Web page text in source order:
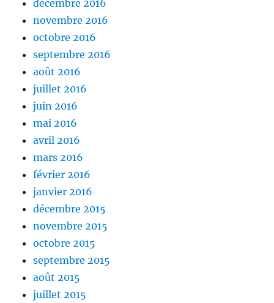
décembre 2016
novembre 2016
octobre 2016
septembre 2016
août 2016
juillet 2016
juin 2016
mai 2016
avril 2016
mars 2016
février 2016
janvier 2016
décembre 2015
novembre 2015
octobre 2015
septembre 2015
août 2015
juillet 2015